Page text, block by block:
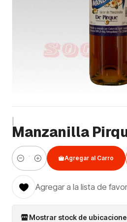
Manzanilla
Cantidad
Agregar al Carro
Agregar a la lista de
Mostrar stock de